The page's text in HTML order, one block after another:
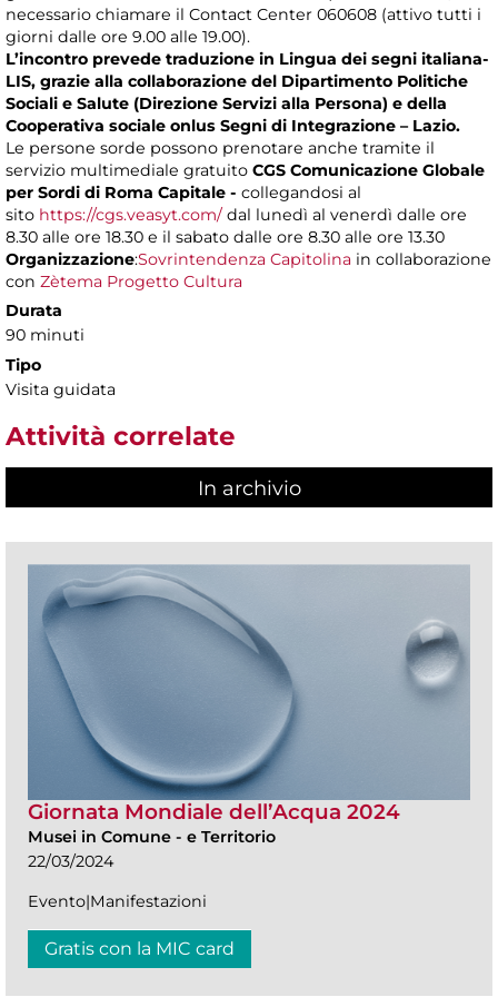
necessario chiamare il Contact Center 060608 (attivo tutti i
giorni dalle ore 9.00 alle 19.00).
L’incontro prevede traduzione in Lingua dei segni italiana-
LIS, grazie alla collaborazione del Dipartimento Politiche
Sociali e Salute (Direzione Servizi alla Persona) e della
Cooperativa sociale onlus Segni di Integrazione – Lazio.
Le persone sorde possono prenotare anche tramite il
servizio multimediale gratuito CGS Comunicazione Globale
per Sordi di Roma Capitale - collegandosi al
sito https://cgs.veasyt.com/dal lunedì al venerdì dalle ore
8.30 alle ore 18.30 e il sabato dalle ore 8.30 alle ore 13.30
Organizzazione:Sovrintendenza Capitolina in collaborazione
con Zètema Progetto Cultura
Durata
90 minuti
Tipo
Visita guidata
Attività correlate
In archivio
Giornata Mondiale dell’Acqua 2024
Musei in Comune - e Territorio
22/03/2024
Evento|Manifestazioni
Gratis con la MIC card